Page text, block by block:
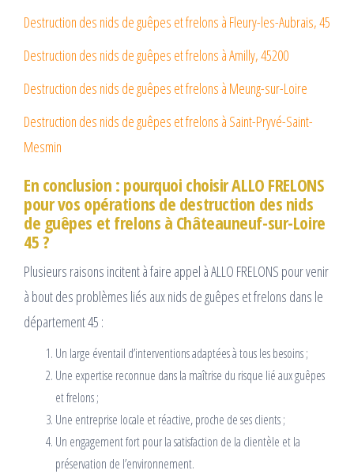
Destruction des nids de guêpes et frelons à Fleury-les-Aubrais, 45
Destruction des nids de guêpes et frelons à Amilly, 45200
Destruction des nids de guêpes et frelons à Meung-sur-Loire
Destruction des nids de guêpes et frelons à Saint-Pryvé-Saint-
Mesmin
En conclusion : pourquoi choisir ALLO FRELONS
pour vos opérations de destruction des nids
de guêpes et frelons à Châteauneuf-sur-Loire
45 ?
Plusieurs raisons incitent à faire appel à ALLO FRELONS pour venir
à bout des problèmes liés aux nids de guêpes et frelons dans le
département 45 :
Un large éventail d’interventions adaptées à tous les besoins ;
Une expertise reconnue dans la maîtrise du risque lié aux guêpes
et frelons ;
Une entreprise locale et réactive, proche de ses clients ;
Un engagement fort pour la satisfaction de la clientèle et la
préservation de l’environnement.